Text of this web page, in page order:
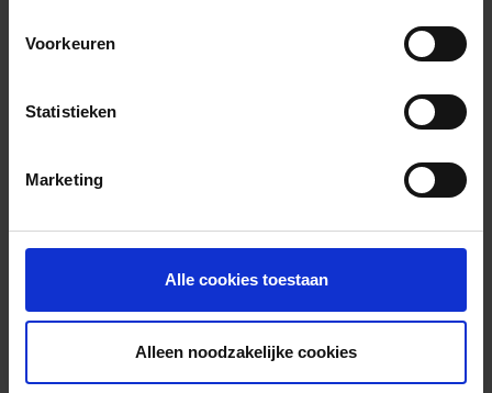
Voorkeuren
Statistieken
Marketing
Alle cookies toestaan
Alleen noodzakelijke cookies